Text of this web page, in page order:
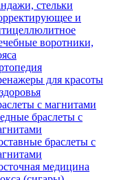
стельки
и
воротники,
для красоты
с магнитами
браслеты с
браслеты с
медицина